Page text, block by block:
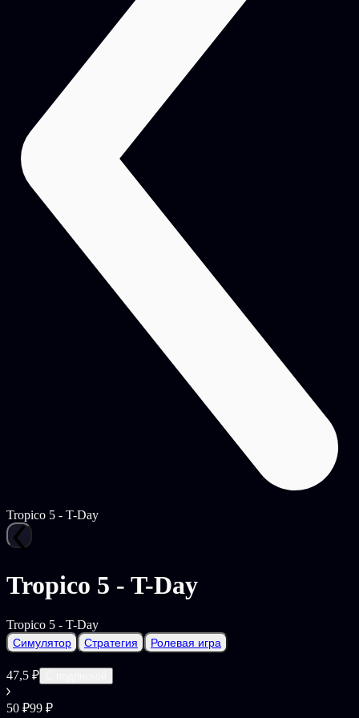
Tropico 5 - T-Day
Tropico 5 - T-Day
Tropico 5 - T-Day
Симулятор Стратегия Ролевая игра
47,5 ₽
50 ₽99 ₽